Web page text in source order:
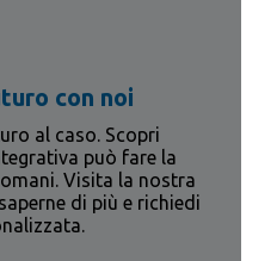
con noi
al caso. Scopri
può fare la
Visita la nostra
di più e richiedi